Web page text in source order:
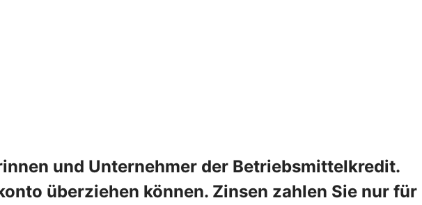
und Unternehmer der Betriebsmittelkredit.
überziehen können. Zinsen zahlen Sie nur für